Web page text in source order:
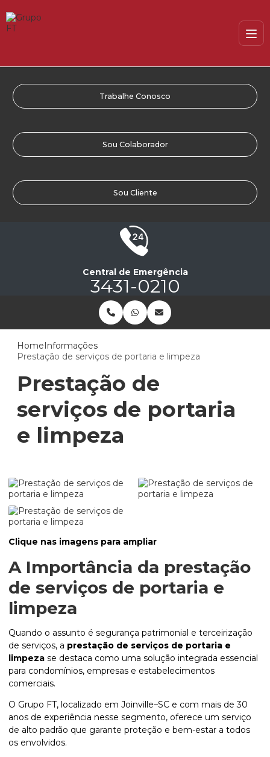
Trabalhe Conosco
Sou Colaborador
Sou Cliente
Central de Emergência
3431-0210
HomeInformações
Prestação de serviços de portaria e limpeza
Prestação de
serviços de portaria
e limpeza
Clique nas imagens para ampliar
A Importância da prestação
de serviços de portaria e
limpeza
Quando o assunto é segurança patrimonial e terceirização
de serviços, a prestação de serviços de portaria e
limpeza se destaca como uma solução integrada essencial
para condomínios, empresas e estabelecimentos
comerciais.
O Grupo FT, localizado em Joinville–SC e com mais de 30
anos de experiência nesse segmento, oferece um serviço
de alto padrão que garante proteção e bem-estar a todos
os envolvidos.